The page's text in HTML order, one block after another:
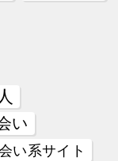
い
い系サイト